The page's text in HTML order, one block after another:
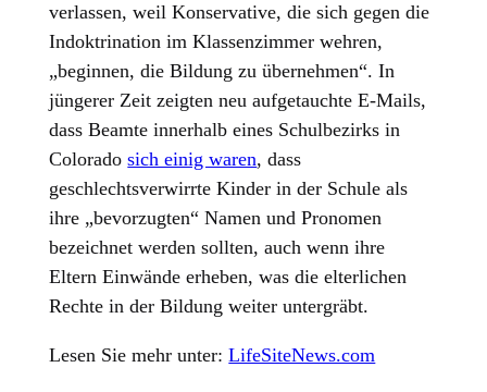
verlassen, weil Konservative, die sich gegen die
Indoktrination im Klassenzimmer wehren,
„beginnen, die Bildung zu übernehmen“. In
jüngerer Zeit zeigten neu aufgetauchte E-Mails,
dass Beamte innerhalb eines Schulbezirks in
Coloradosich einig waren, dass
geschlechtsverwirrte Kinder in der Schule als
ihre „bevorzugten“ Namen und Pronomen
bezeichnet werden sollten, auch wenn ihre
Eltern Einwände erheben, was die elterlichen
Rechte in der Bildung weiter untergräbt.
Lesen Sie mehr unter:LifeSiteNews.com